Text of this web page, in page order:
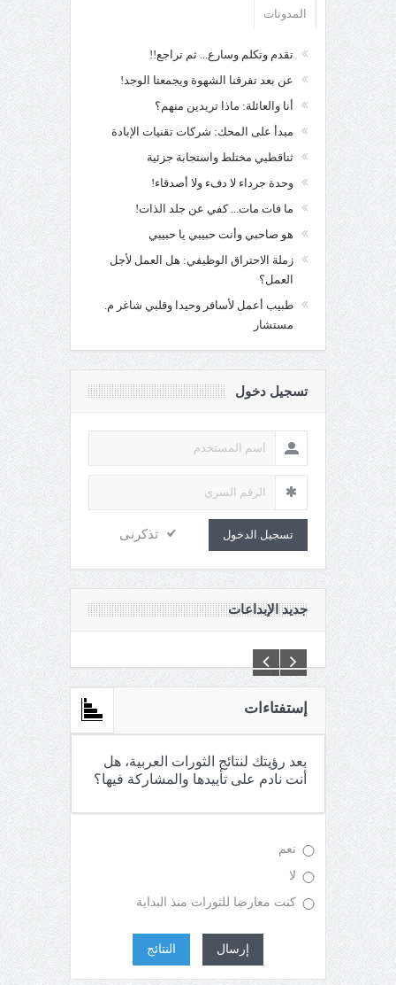
المدونات
تقدم وتكلم وسارع... ثم تراجع!!
عن بعد تفرقنا الشهوة ويجمعنا الوجد!
أنا والعائلة: ماذا تريدين منهم؟
مبدأ على المحك: شركات تقنيات الإبادة
ثناقطبي مختلط واستجابة جزئية
وحدة جرداء لا دفء ولا أصدقاء!
ما فات مات... كفي عن جلد الذات!
هو صاحبي وأنت حبيبي يا حبيبي
زملة الاحتراق الوظيفي: هل العمل لأجل
العمل؟
طبيب أعمل لأسافر وحيدا وقلبي شاغر م.
مستشار
تسجيل دخول
تسجيل الدخول تذكرنى
جديد الإبداعات
إستفتاءات
بعد رؤيتك لنتائج الثورات العربية، هل
أنت نادم على تأييدها والمشاركة فيها؟
نعم
لا
كنت معارضا للثورات منذ البداية
إرسال النتائج